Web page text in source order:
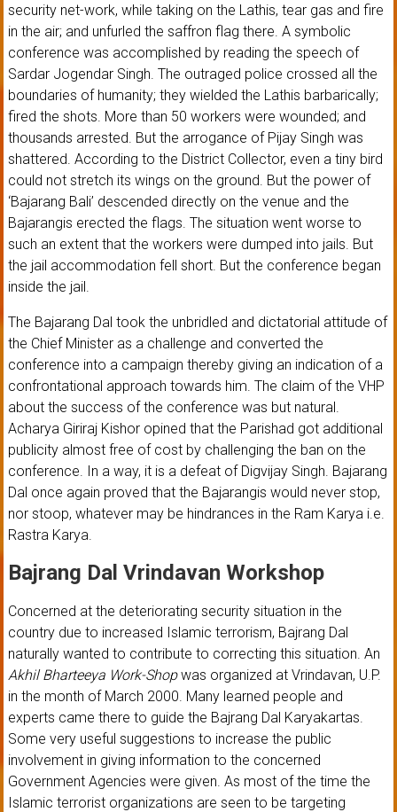
security net-work, while taking on the Lathis, tear gas and fire
in the air; and unfurled the saffron flag there. A symbolic
conference was accomplished by reading the speech of
Sardar Jogendar Singh. The outraged police crossed all the
boundaries of humanity; they wielded the Lathis barbarically;
fired the shots. More than 50 workers were wounded; and
thousands arrested. But the arrogance of Pijay Singh was
shattered. According to the District Collector, even a tiny bird
could not stretch its wings on the ground. But the power of
‘Bajarang Bali’ descended directly on the venue and the
Bajarangis erected the flags. The situation went worse to
such an extent that the workers were dumped into jails. But
the jail accommodation fell short. But the conference began
inside the jail.
The Bajarang Dal took the unbridled and dictatorial attitude of
the Chief Minister as a challenge and converted the
conference into a campaign thereby giving an indication of a
confrontational approach towards him. The claim of the VHP
about the success of the conference was but natural.
Acharya Giriraj Kishor opined that the Parishad got additional
publicity almost free of cost by challenging the ban on the
conference. In a way, it is a defeat of Digvijay Singh. Bajarang
Dal once again proved that the Bajarangis would never stop,
nor stoop, whatever may be hindrances in the Ram Karya i.e.
Rastra Karya.
Bajrang Dal Vrindavan Workshop
Concerned at the deteriorating security situation in the
country due to increased Islamic terrorism, Bajrang Dal
naturally wanted to contribute to correcting this situation. An
Akhil Bharteeya Work-Shopwas organized at Vrindavan, U.P.
in the month of March 2000. Many learned people and
experts came there to guide the Bajrang Dal Karyakartas.
Some very useful suggestions to increase the public
involvement in giving information to the concerned
Government Agencies were given. As most of the time the
Islamic terrorist organizations are seen to be targeting